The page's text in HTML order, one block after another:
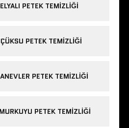
PETEK TEMIZLIĞI
PETEK TEMIZLIĞI
PETEK TEMIZLIĞI
PETEK TEMIZLIĞI